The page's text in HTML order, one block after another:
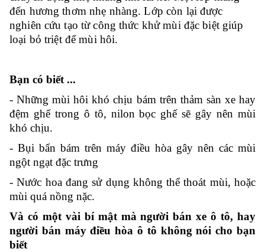
đến hương thơm nhẹ nhàng. Lớp còn lại được
nghiên cứu tạo từ công thức khử mùi đặc biệt giúp
loại bỏ triệt để mùi hôi.
Bạn có biết ...
- Những mùi hôi khó chịu bám trên thảm sàn xe hay
đệm ghế trong ô tô, nilon bọc ghế sẽ gây nên mùi
khó chịu.
- Bụi bẩn bám trên máy điều hòa gây nên các mùi
ngột ngạt đặc trưng
- Nước hoa đang sử dụng không thể thoát mùi, hoặc
mùi quá nồng nặc.
Và có một vài bí mật mà người bán xe ô tô, hay
người bán máy điều hòa ô tô không nói cho bạn
biết